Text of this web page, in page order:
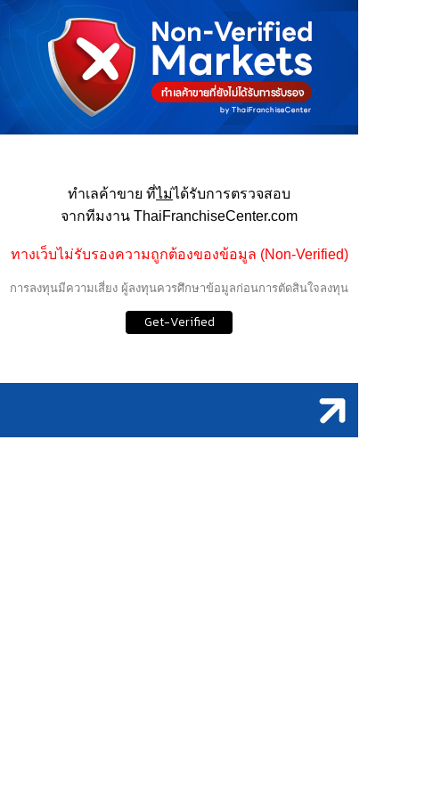
ทำเลค้าขาย ที่ไม่ได้รับการตรวจสอบ
จากทีมงาน ThaiFranchiseCenter.com
ทางเว็บไม่รับรองความถูกต้องของข้อมูล (Non-Verified)
การลงทุนมีความเสี่ยง ผู้ลงทุนควรศึกษาข้อมูลก่อนการตัดสินใจลงทุน
Get-Verified